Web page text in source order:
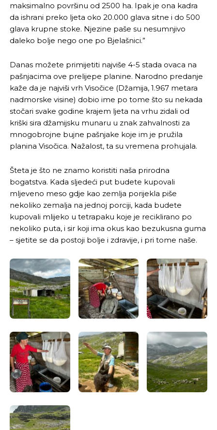
maksimalno površinu od 2500 ha. Ipak je ona kadra
da ishrani preko ljeta oko 20.000 glava sitne i do 500
glava krupne stoke. Njezine paše su nesumnjivo
daleko bolje nego one po Bjelašnici.”
Danas možete primijetiti najviše 4-5 stada ovaca na
pašnjacima ove prelijepe planine. Narodno predanje
kaže da je najviši vrh Visočice (Džamija, 1.967 metara
nadmorske visine) dobio ime po tome što su nekada
stočari svake godine krajem ljeta na vrhu zidali od
kriški sira džamijsku munaru u znak zahvalnosti za
mnogobrojne bujne pašnjake koje im je pružila
planina Visočica. Nažalost, ta su vremena prohujala.
Šteta je što ne znamo koristiti naša prirodna
bogatstva. Kada sljedeći put budete kupovali
mljeveno meso gdje kao zemlja porijekla piše
nekoliko zemalja na jednoj porciji, kada budete
kupovali mlijeko u tetrapaku koje je reciklirano po
nekoliko puta, i sir koji ima okus kao bezukusna guma
– sjetite se da postoji bolje i zdravije, i pri tome naše.